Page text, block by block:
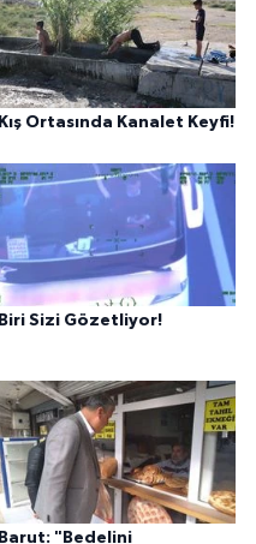
Kış Ortasında Kanalet Keyfi!
Biri Sizi Gözetliyor!
Barut: "Bedelini